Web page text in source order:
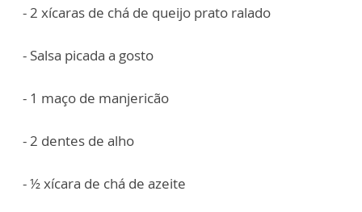
- 2 xícaras de chá de queijo prato ralado
- Salsa picada a gosto
- 1 maço de manjericão
- 2 dentes de alho
- ½ xícara de chá de azeite